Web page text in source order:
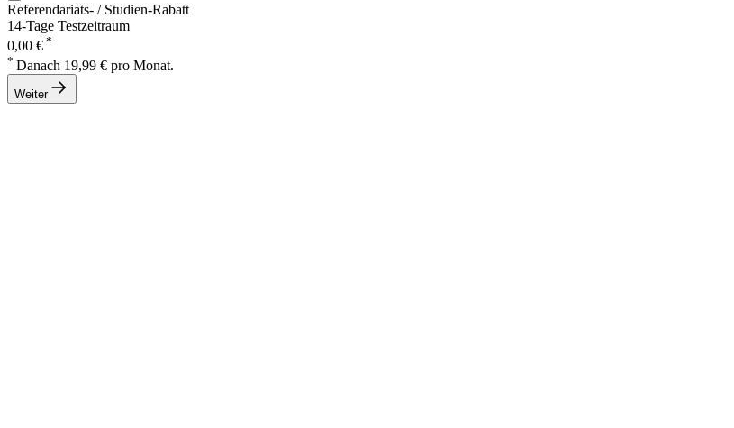
Referendariats- / Studien-Rabatt
14-Tage Testzeitraum
0,00 € *
* Danach 19,99 € pro Monat.
Weiter